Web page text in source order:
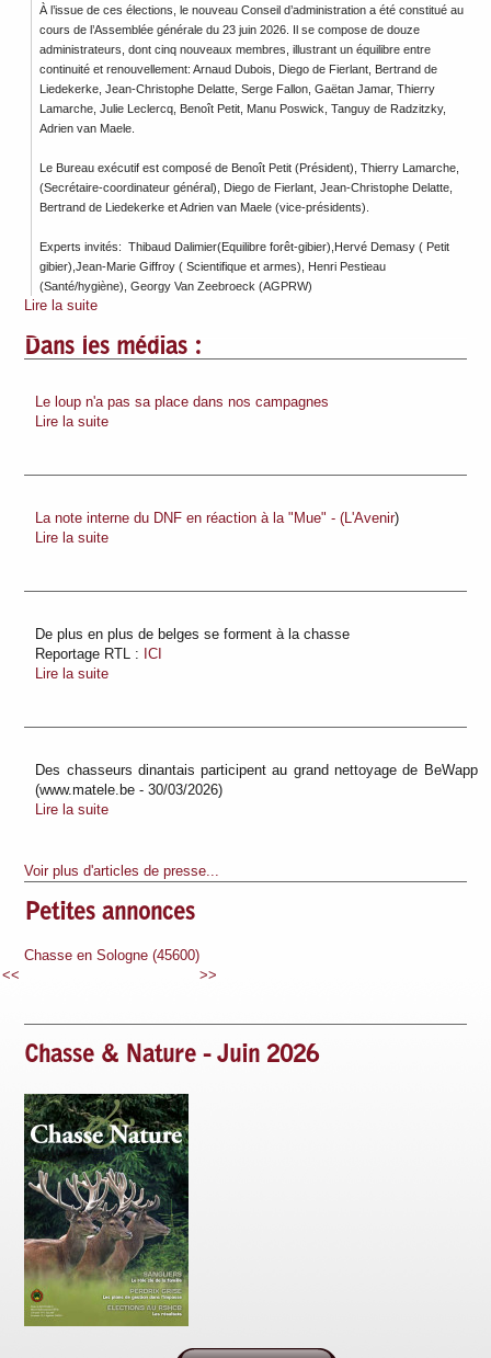
À l’issue de ces élections, le nouveau Conseil d’administration a été constitué au
cours de l’Assemblée générale du 23 juin 2026. Il se compose de douze
administrateurs, dont cinq nouveaux membres, illustrant un équilibre entre
continuité et renouvellement: Arnaud Dubois, Diego de Fierlant, Bertrand de
Liedekerke, Jean-Christophe Delatte, Serge Fallon, Gaëtan Jamar, Thierry
Lamarche, Julie Leclercq, Benoît Petit, Manu Poswick, Tanguy de Radzitzky,
Adrien van Maele.
Le Bureau exécutif est composé de Benoît Petit (Président), Thierry Lamarche,
(Secrétaire-coordinateur général), Diego de Fierlant, Jean-Christophe Delatte,
Bertrand de Liedekerke et Adrien van Maele (vice-présidents).
Experts invités: Thibaud Dalimier(Equilibre forêt-gibier),Hervé Demasy ( Petit
gibier),Jean-Marie Giffroy ( Scientifique et armes), Henri Pestieau
(Santé/hygiène), Georgy Van Zeebroeck (AGPRW)
Lire la suite
Dans les médias :
Le loup n'a pas sa place dans nos campagnes
Lire la suite
La note interne du DNF en réaction à la "Mue" - (L'Avenir)
Lire la suite
De plus en plus de belges se forment à la chasse
Reportage RTL : ICI
Lire la suite
Des chasseurs dinantais participent au grand nettoyage de BeWapp
(www.matele.be - 30/03/2026)
Lire la suite
Voir plus d'articles de presse...
Petites annonces
Chasse en Sologne (45600)
<<
>>
Chasse & Nature - Juin 2026